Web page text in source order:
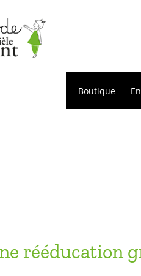
Boutique
rééducation